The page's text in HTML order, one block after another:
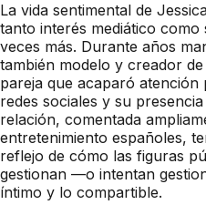
La vida sentimental de
tanto interés mediático
veces más. Durante años
también modelo y creador
pareja que acaparó
redes sociales y su
relación, comentada
entretenimiento españoles,
reflejo de cómo las figuras
gestionan —o intentan
íntimo y lo compartible.